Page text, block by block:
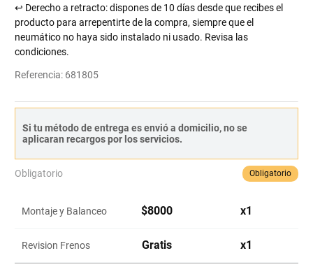
↩ Derecho a retracto: dispones de 10 días desde que recibes el
producto para arrepentirte de la compra, siempre que el
neumático no haya sido instalado ni usado. Revisa las
condiciones.
Referencia: 681805
Si tu método de entrega es envió a domicilio, no se
aplicaran recargos por los servicios.
Obligatorio Obligatorio
Montaje y Balanceo $8000 x1
Revision Frenos Gratis x1